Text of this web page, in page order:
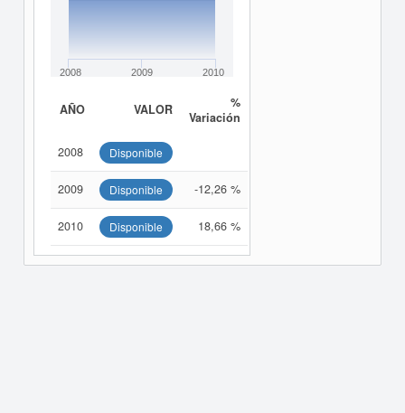
2008 2009 2010
AÑO VALOR
%
Variación
2008 Disponible
2009 Disponible -12,26 %
2010 Disponible 18,66 %